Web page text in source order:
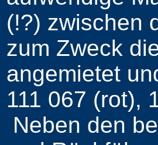
(!?) zwischen
zum Zweck
angemietet
111 067 (rot),
Neben den